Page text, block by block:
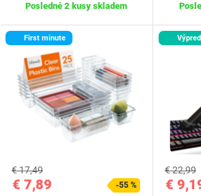
Posledné 2 kusy skladem
First minute
€ 7,89
€ 17,49
-55 % €
€ 22,99